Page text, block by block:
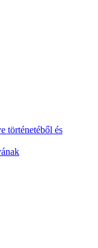
történetéből és